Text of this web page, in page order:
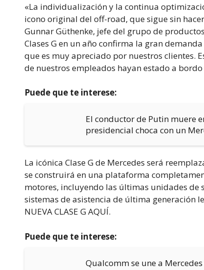
«La individualización y la continua
icono original del off-road, que sigue sin
Gunnar Güthenke, jefe del grupo de
Clases G en un año confirma la gran
que es muy apreciado por nuestros clientes.
de nuestros empleados hayan estado a
Puede que te interese:
El conductor de Putin muere
presidencial choca con un
La icónica Clase G de Mercedes será
se construirá en una plataforma
motores, incluyendo las últimas unidades de
sistemas de asistencia de última generación
NUEVA CLASE G AQUÍ.
Puede que te interese:
Qualcomm se une a